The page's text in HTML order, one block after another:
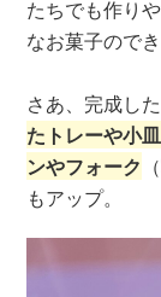
たちでも作り
なお菓子ので
さあ、完成した
たトレーや小
ンやフォーク
もアップ。